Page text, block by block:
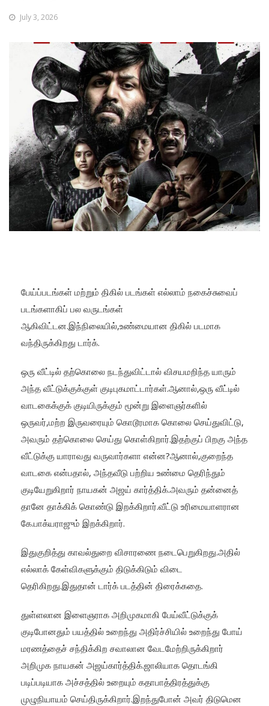
July 3, 2026
பேய்ப்படங்கள் மற்றும் திகில் படங்கள் எல்லாம் நகைச்சுவைப்
படங்களாகிப் பல வருடங்கள்
ஆகிவிட்டன.இந்நிலையில்,உண்மையான திகில் படமாக
வந்திருக்கிறது டார்க்.
ஒரு வீட்டில் தற்கொலை நடந்துவிட்டால் விசயமறிந்த யாரும்
அந்த வீட்டுக்குக்குள் குடிபுகமாட்டார்கள்.ஆனால்,ஒரு வீட்டில்
வாடகைக்குக் குடியிருக்கும் மூன்று இளைஞர்களில்
ஒருவர்,மற்ற இருவரையும் கொடூரமாக கொலை செய்துவிட்டு,
அவரும் தற்கொலை செய்து கொள்கிறார்.இதற்குப் பிறகு அந்த
வீட்டுக்கு யாராவது வருவார்களா என்ன?ஆனால்,குறைந்த
வாடகை என்பதால், அந்தவீடு பற்றிய உண்மை தெரிந்தும்
குடியேறுகிறார் நாயகன் அஜய் கார்த்திக்.அவரும் தன்னைத்
தானே தாக்கிக் கொண்டு இறக்கிறார்.வீட்டு உரிமையாளரான
கே.பாக்யராஜும் இறக்கிறார்.
இதுகுறித்து காவல்துறை விசாரணை நடைபெறுகிறது.அதில்
எல்லாக் கேள்விகளுக்கும் திடுக்கிடும் விடை
தெரிகிறது.இதுதான் டார்க் படத்தின் திரைக்கதை.
துள்ளலான இளைஞராக அறிமுகமாகி பேய்வீட்டுக்குக்
குடிபோனதும் பயத்தில் உறைந்து அதிர்ச்சியில் உறைந்து போய்
மரணத்தைச் சந்திக்கிற சவாலான வேடமேற்றிருக்கிறார்
அறிமுக நாயகன் அஜய்கார்த்திக்.ஜாலியாக தொடங்கி
படிப்படியாக அச்சத்தில் உறையும் கதாபாத்திரத்துக்கு
முழுநியாயம் செய்திருக்கிறார்.இறந்துபோன் அவர் திடுமென